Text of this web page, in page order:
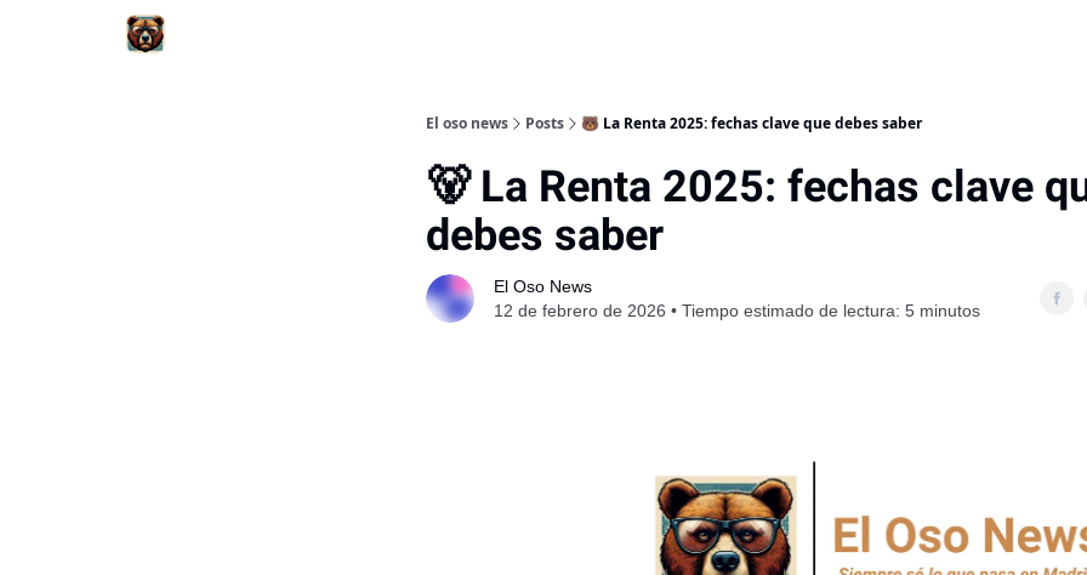
El oso news Posts 🐻 La Renta 2025: fechas clave que debes saber
🐻 La Renta 2025: fechas clave
debes saber
El Oso News
12 de febrero de 2026 • Tiempo estimado de lectura: 5 minutos